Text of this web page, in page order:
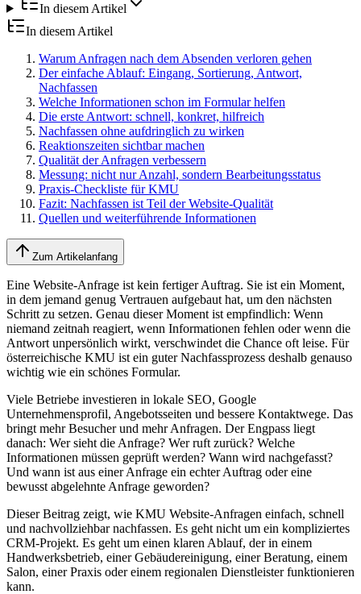
In diesem Artikel
In diesem Artikel
Warum Anfragen nach dem Absenden verloren gehen
Der einfache Ablauf: Eingang, Sortierung, Antwort,
Nachfassen
Welche Informationen schon im Formular helfen
Die erste Antwort: schnell, konkret, hilfreich
Nachfassen ohne aufdringlich zu wirken
Reaktionszeiten sichtbar machen
Qualität der Anfragen verbessern
Messung: nicht nur Anzahl, sondern Bearbeitungsstatus
Praxis-Checkliste für KMU
Fazit: Nachfassen ist Teil der Website-Qualität
Quellen und weiterführende Informationen
Zum Artikelanfang
Eine Website-Anfrage ist kein fertiger Auftrag. Sie ist ein Moment,
in dem jemand genug Vertrauen aufgebaut hat, um den nächsten
Schritt zu setzen. Genau dieser Moment ist empfindlich: Wenn
niemand zeitnah reagiert, wenn Informationen fehlen oder wenn die
Antwort unpersönlich wirkt, verschwindet die Chance oft leise. Für
österreichische KMU ist ein guter Nachfassprozess deshalb genauso
wichtig wie ein schönes Formular.
Viele Betriebe investieren in lokale SEO, Google
Unternehmensprofil, Angebotsseiten und bessere Kontaktwege. Das
bringt mehr Besucher und mehr Anfragen. Der Engpass liegt
danach: Wer sieht die Anfrage? Wer ruft zurück? Welche
Informationen müssen geprüft werden? Wann wird nachgefasst?
Und wann ist aus einer Anfrage ein echter Auftrag oder eine
bewusst abgelehnte Anfrage geworden?
Dieser Beitrag zeigt, wie KMU Website-Anfragen einfach, schnell
und nachvollziehbar nachfassen. Es geht nicht um ein kompliziertes
CRM-Projekt. Es geht um einen klaren Ablauf, der in einem
Handwerksbetrieb, einer Gebäudereinigung, einer Beratung, einem
Salon, einer Praxis oder einem regionalen Dienstleister funktionieren
kann.